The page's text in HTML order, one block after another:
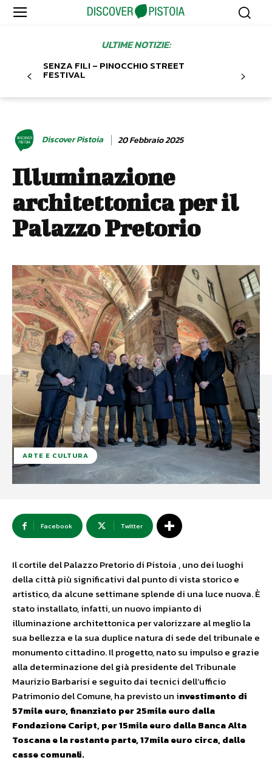
ULTIME NOTIZIE:
SENZA FILI – PINOCCHIO STREET
FESTIVAL
Discover Pistoia 20 Febbraio 2025
Illuminazione
architettonica per il
Palazzo Pretorio
ARTE E CULTURA
Facebook Twitter
Il cortile del Palazzo Pretorio di Pistoia , uno dei luoghi
della città più significativi dal punto di vista storico e
artistico, da alcune settimane splende di una luce nuova. È
stato installato, infatti, un nuovo impianto di
illuminazione architettonica per valorizzare al meglio la
sua bellezza e la sua duplice natura di sede del tribunale e
monumento cittadino. Il progetto, nato su impulso e grazie
alla determinazione del già presidente del Tribunale
Maurizio Barbarisi e seguito dai tecnici dell’ufficio
Patrimonio del Comune, ha previsto un investimento di
57mila euro, finanziato per 25mila euro dalla
Fondazione Caript, per 15mila euro dalla Banca Alta
Toscana e la restante parte, 17mila euro circa, dalle
casse comunali.